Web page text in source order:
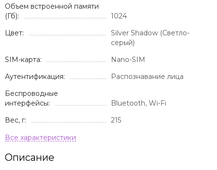
Объем встроенной памяти
(Гб):
1024
Цвет:
Silver Shadow (Светло-
серый)
SIM-карта:
Nano-SIM
Аутентификация:
Распознавание лица
Беспроводные
интерфейсы:
Bluetooth, Wi-Fi
Вес, г:
215
Описание